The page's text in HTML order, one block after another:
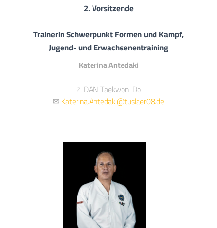
2. Vorsitzende
Trainerin Schwerpunkt Formen und Kampf,
Jugend- und Erwachsenentraining
Katerina Antedaki
2. DAN Taekwon-Do
✉Katerina.Antedaki@tuslaer08.de